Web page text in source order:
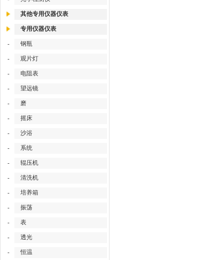
其他专用仪器仪表
专用仪器仪表
- 钢瓶
- 观片灯
- 电阻表
- 望远镜
- 磨
- 摇床
- 沙浴
- 系统
- 辊压机
- 清洗机
- 培养箱
- 振荡
- 表
- 透光
- 恒温